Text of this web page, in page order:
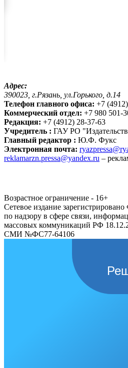
Адрес:
390023, г.Рязань, ул.Горького, д.14
Телефон главного офиса: +7
Коммерческий отдел: +7 980 501-
Редакция: +7 (4912) 28-37-63
Учредитель : ГАУ РО
Главный редактор : Ю.Ф. Фукс
Электронная почта:
reklamarzn.pressa@yandex.ru –
Возрастное ограничение - 16+
Сетевое издание
по надзору в сфере связи,
массовых коммуникаций РФ
СМИ №ФС77-64106